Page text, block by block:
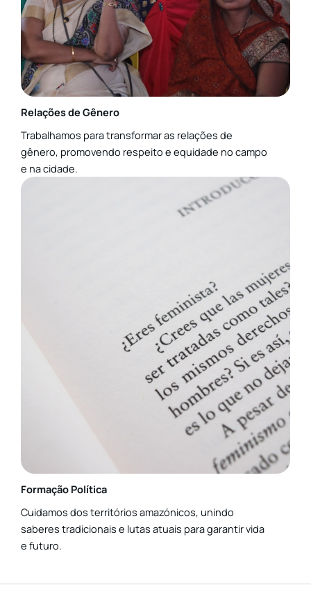
Relações de Gênero
Trabalhamos para transformar as relações de
gênero, promovendo respeito e equidade no campo
e na cidade.
Formação Política
Cuidamos dos territórios amazónicos, unindo
saberes tradicionais e lutas atuais para garantir vida
e futuro.